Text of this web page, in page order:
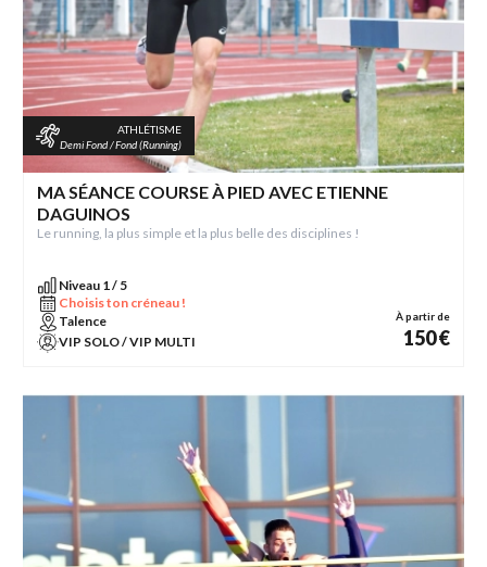
ATHLÉTISME
Demi Fond / Fond (Running)
MA SÉANCE COURSE À PIED AVEC ETIENNE
DAGUINOS
Le running, la plus simple et la plus belle des disciplines !
Niveau 1 / 5
Choisis ton créneau !
Talence
VIP SOLO / VIP MULTI
À partir de
150 €